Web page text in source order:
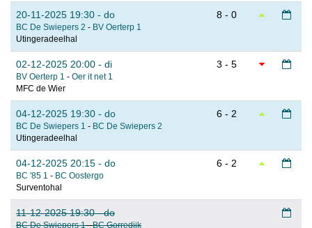
20-11-2025 19:30 - do
BC De Swiepers 2 - BV Oerterp 1
Utingeradeelhal
8 - 0
02-12-2025 20:00 - di
BV Oerterp 1 - Oer it net 1
MFC de Wier
3 - 5
04-12-2025 19:30 - do
BC De Swiepers 1 - BC De Swiepers 2
Utingeradeelhal
6 - 2
04-12-2025 20:15 - do
BC '85 1 - BC Oostergo
Surventohal
6 - 2
11-12-2025 19:30 - do
BC De Swiepers 1-BC Gorredijk